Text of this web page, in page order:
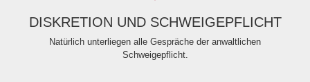
DISKRETION UND SCHWEIGEPFLICHT
Natürlich unterliegen alle Gespräche der anwaltlichen
Schweigepflicht.